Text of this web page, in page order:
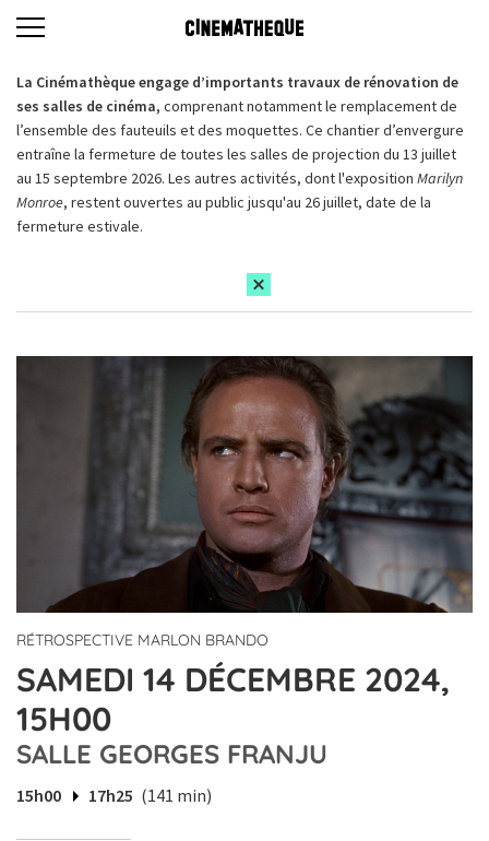
La Cinémathèque engage d’importants travaux de rénovation de
ses salles de cinéma, comprenant notamment le remplacement de
l’ensemble des fauteuils et des moquettes. Ce chantier d’envergure
entraîne la fermeture de toutes les salles de projection du 13 juillet
au 15 septembre 2026. Les autres activités, dont l'exposition Marilyn
Monroe, restent ouvertes au public jusqu'au 26 juillet, date de la
fermeture estivale.
RÉTROSPECTIVE MARLON BRANDO
SAMEDI 14 DÉCEMBRE 2024,
15H00
SALLE GEORGES FRANJU
15h00 17h25 (141 min)